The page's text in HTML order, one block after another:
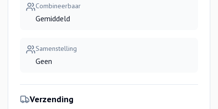
Combineerbaar
Gemiddeld
Samenstelling
Geen
Verzending